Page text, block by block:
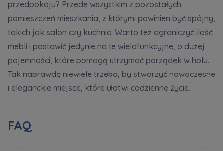
Strona wykorzystuje pliki cookies w celach
analitycznych i statystycznych służących
poprawie stosowanych funkcjonalności i usług
wyjaśnienia okoliczności niedozwolonego
korzystania z Serwisu, a także w celach
marketingowych, które wynikają z prawnie
uzasadnionych interesów realizowanych przez
Administratora.
przedpokoju? Przede wszystkim z pozostałych
pomieszczeń mieszkania, z którymi powinien być spójny,
takich jak salon czy kuchnia. Warto też ograniczyć ilość
mebli i postawić jedynie na te wielofunkcyjne, o dużej
pojemności, które pomogą utrzymać porządek w holu.
Tak naprawdę niewiele trzeba, by stworzyć nowoczesne
i eleganckie miejsce, które ułatwi codzienne życie.
FAQ